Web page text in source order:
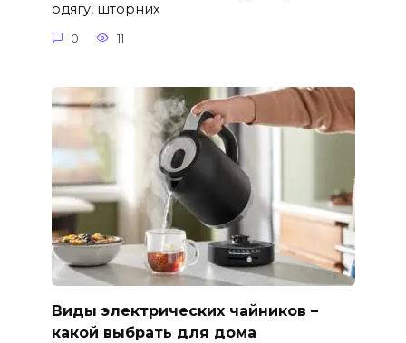
одягу, шторних
0 11
Виды электрических чайников –
какой выбрать для дома